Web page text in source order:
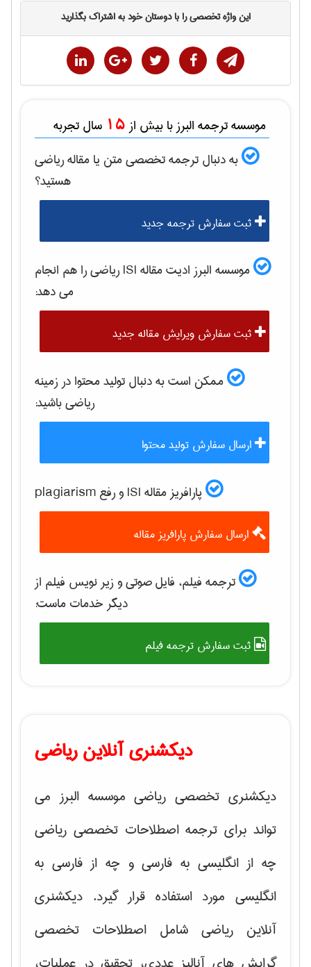
این واژه تخصصی را با دوستان خود به اشتراک بگذارید
موسسه ترجمه البرز با بیش از 15 سال تجربه
به دنبال ترجمه تخصصی متن یا مقالهرياضی
هستید؟
ثبت سفارش ترجمه جدید
موسسه البرز ادیت مقاله ISI رياضیرا هم انجام
می دهد:
ثبت سفارش ویرایش مقاله جدید
ممکن است به دنبال تولید محتوا در زمینه
رياضیباشید:
ارسال سفارش تولید محتوا
پارافریز مقاله ISI و رفع plagiarism
ارسال سفارش پارافریز مقاله
ترجمه فیلم، فایل صوتی و زیر نویس فیلم از
دیگر خدمات ماست:
ثبت سفارش ترجمه فیلم
دیکشنری آنلاین ریاضی
دیکشنری تخصصی ریاضی موسسه البرز می
تواند برای ترجمه اصطلاحات تخصصی ریاضی
چه از انگلیسی به فارسی و چه از فارسی به
انگلیسی مورد استفاده قرار گیرد. دیکشنری
آنلاین ریاضی شامل اصطلاحات تخصصی